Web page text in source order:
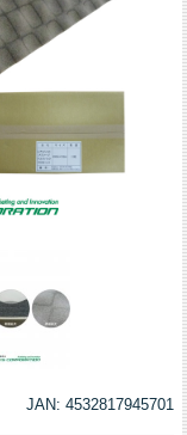
JAN: 4532817945701